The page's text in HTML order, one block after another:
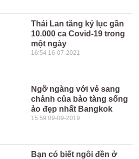
Thái Lan tăng kỷ lục gần
10.000 ca Covid-19 trong
một ngày
16:54 16-07-2021
Ngỡ ngàng với vẻ sang
chảnh của bảo tàng sống
ảo đẹp nhất Bangkok
15:59 09-09-2019
Bạn có biết ngôi đền ở